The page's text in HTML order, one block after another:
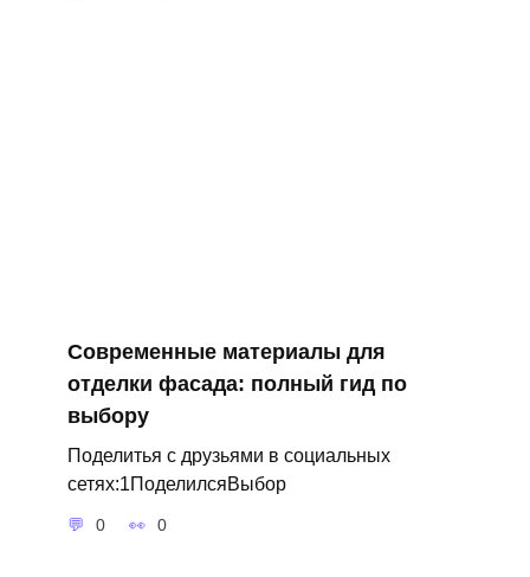
Современные материалы для
отделки фасада: полный гид по
выбору
Поделитья с друзьями в социальных
сетях:1ПоделилсяВыбор
0 0